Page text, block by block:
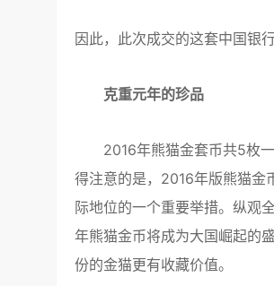
因此，此次成交的这套中国银
克重元年的珍品
2016年熊猫金套币共5枚一
得注意的是，2016年版熊猫金
际地位的一个重要举措。纵观
年熊猫金币将成为大国崛起的
份的金猫更有收藏价值。